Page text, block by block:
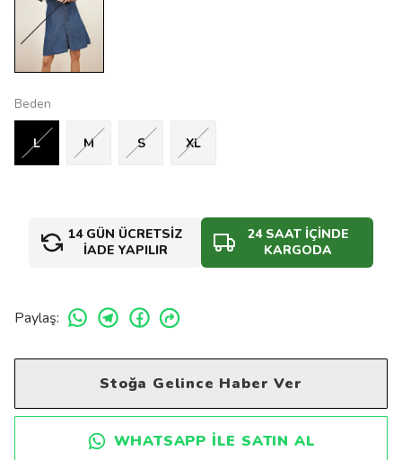
Beden
L M S XL
14 GÜN ÜCRETSİZ
İADE YAPILIR
24 SAAT İÇİNDE
KARGODA
Paylaş:
Stoğa Gelince Haber Ver
WHATSAPP ILE SATIN AL